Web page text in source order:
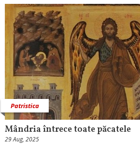
Patristica
Mândria întrece toate păcatele
29 Aug, 2025